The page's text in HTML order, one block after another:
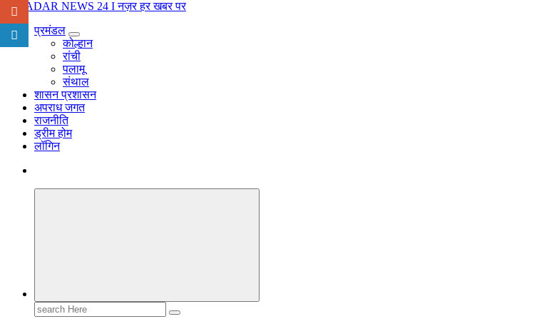
नज़र हर खबर पर
प्रमंडल
कोल्हान
रांची
पलामू
संथाल
शासन प्रशासन
अपराध जगत
राजनीति
ड्रीम होम
लॉगिन
Search
for: